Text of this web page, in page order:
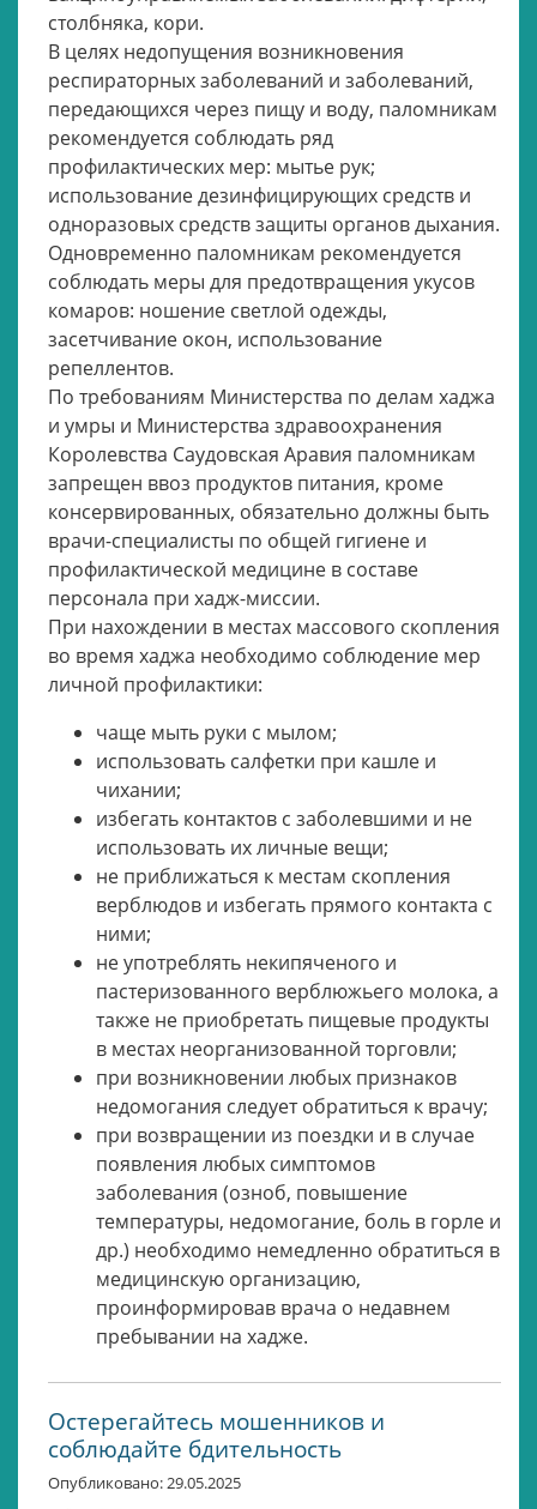
столбняка, кори.
В целях недопущения возникновения
респираторных заболеваний и заболеваний,
передающихся через пищу и воду, паломникам
рекомендуется соблюдать ряд
профилактических мер: мытье рук;
использование дезинфицирующих средств и
одноразовых средств защиты органов дыхания.
Одновременно паломникам рекомендуется
соблюдать меры для предотвращения укусов
комаров: ношение светлой одежды,
засетчивание окон, использование
репеллентов.
По требованиям Министерства по делам хаджа
и умры и Министерства здравоохранения
Королевства Саудовская Аравия паломникам
запрещен ввоз продуктов питания, кроме
консервированных, обязательно должны быть
врачи-специалисты по общей гигиене и
профилактической медицине в составе
персонала при хадж-миссии.
При нахождении в местах массового скопления
во время хаджа необходимо соблюдение мер
личной профилактики:
чаще мыть руки с мылом;
использовать салфетки при кашле и
чихании;
избегать контактов с заболевшими и не
использовать их личные вещи;
не приближаться к местам скопления
верблюдов и избегать прямого контакта с
ними;
не употреблять некипяченого и
пастеризованного верблюжьего молока, а
также не приобретать пищевые продукты
в местах неорганизованной торговли;
при возникновении любых признаков
недомогания следует обратиться к врачу;
при возвращении из поездки и в случае
появления любых симптомов
заболевания (озноб, повышение
температуры, недомогание, боль в горле и
др.) необходимо немедленно обратиться в
медицинскую организацию,
проинформировав врача о недавнем
пребывании на хадже.
Остерегайтесь мошенников и
соблюдайте бдительность
Опубликовано: 29.05.2025